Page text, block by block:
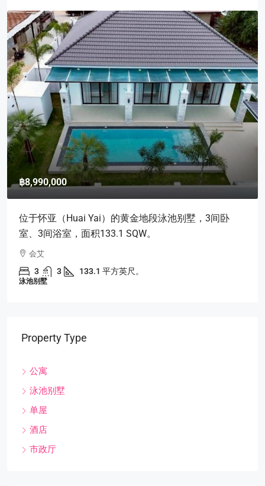
฿8,990,000
位于怀亚（Huai Yai）的黄金地段泳池别墅，3间卧
室、3间浴室，面积133.1 SQW。
会艾
3 3 133.1 平方英尺。
泳池别墅
Property Type
公寓
泳池别墅
单屋
酒店
市政厅